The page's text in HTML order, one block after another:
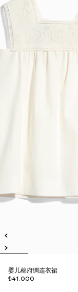
婴儿棉府绸连衣裙
₺41.000